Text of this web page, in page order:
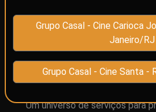
Ver todos os
Nossos
Um universo de serviços para
Grupo Casal - Cine Carioca
Janeiro/RJ
Grupo Casal - Cine Santa -